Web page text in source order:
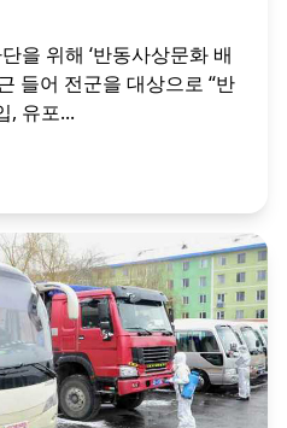
을 위해 ‘반동사상문화 배
들어 전군을 대상으로 “반
, 유포...